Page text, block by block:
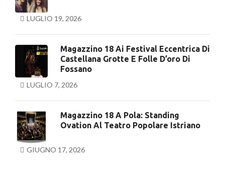
LUGLIO 19, 2026
Magazzino 18 Ai Festival Eccentrica Di
Castellana Grotte E Folle D’oro Di
Fossano
LUGLIO 7, 2026
Magazzino 18 A Pola: Standing
Ovation Al Teatro Popolare Istriano
GIUGNO 17, 2026